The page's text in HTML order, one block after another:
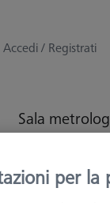
Accedi / Registrati
Sala
e Otticheper